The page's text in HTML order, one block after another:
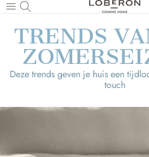
Naar de hoofdinhoud
TRENDS
Deze trends geven je huis een
touch